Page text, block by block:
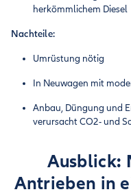
herkömmlichem Diesel
Nachteile:
Umrüstung nötig
In Neuwagen mit
Anbau, Düngung und
verursacht CO2- und
Ausblick:
Antrieben in